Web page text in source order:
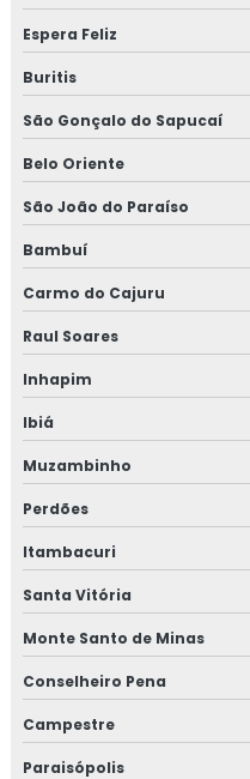
Treinamento para
Treinamento em cultura
qualidade
Treinamento em
Treinamento para
Treinamento em food
Treinamento em
Treinamento em
Treinamento em fraud e
Treinamento em FSSC
Treinamento em
rastreabilidade
Treinamento em
Treinamento em gestão
Treinamento em gestão
Espera Feliz
Buritis
São Gonçalo do Sapucaí
Belo Oriente
São João do Paraíso
Bambuí
Carmo do Cajuru
Raul Soares
Inhapim
Ibiá
Muzambinho
Perdões
Itambacuri
Santa Vitória
Monte Santo de Minas
Conselheiro Pena
Campestre
Paraisópolis